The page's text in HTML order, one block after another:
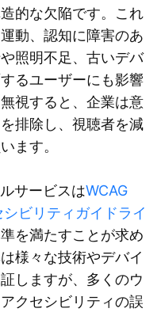
的な欠陥です。これ
動、認知に障害のあ
照明不足、古いデバ
るユーザーにも影響
視すると、企業は意
排除し、視聴者を減
ます。
サービスはWCAG
ビリティガイドライ
を満たすことが求め
様々な技術やデバイ
しますが、多くのウ
クセシビリティの誤